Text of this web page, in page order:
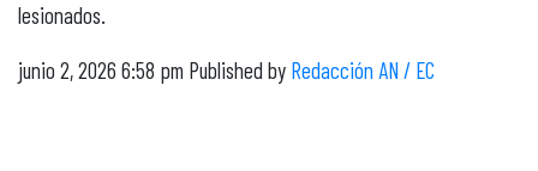
lesionados.
junio 2, 2026 6:58 pm Published by Redacción AN / EC